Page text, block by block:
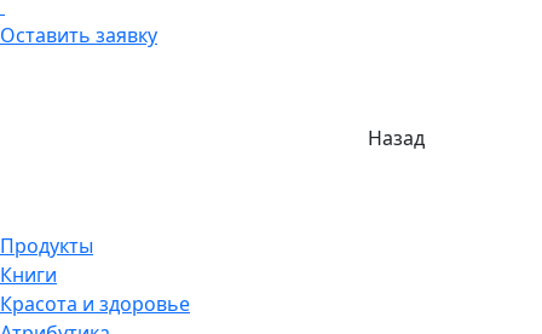
Оставить заявку
Назад
Продукты
Книги
Красота и здоровье